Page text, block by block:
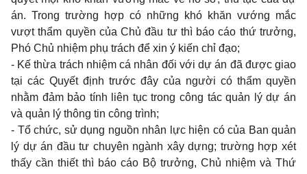
án. Trong trường hợp có những khó khăn vướng mắc
vượt thẩm quyền của Chủ đầu tư thì báo cáo thứ trưởng,
Phó Chủ nhiệm phụ trách để xin ý kiến chỉ đạo;
- Kế thừa trách nhiệm cá nhân đối với dự án đã được giao
tại các Quyết định trước đây của người có thẩm quyền
nhằm đảm bảo tính liên tục trong công tác quản lý dự án
và quản lý thông tin công trình;
- Tổ chức, sử dụng nguồn nhân
lực hiện có của Ban quản
lý dự án đầu tư chuyên ngành xây dựng; trường hợp xét
thấy cần thiết thì báo cáo Bộ trưởng, Chủ nhiệm và Thứ